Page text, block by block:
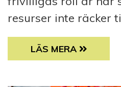
resurser inte räcker
FRIVILLIGA EN
LÄS MERA